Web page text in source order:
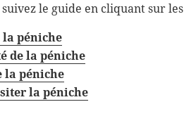
le guide en cliquant sur
péniche
de la péniche
la péniche
la péniche